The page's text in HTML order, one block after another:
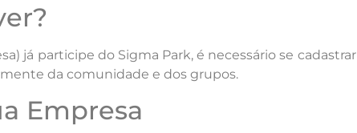
já participe do Sigma Park, é necessário se cadastrar
da comunidade e dos grupos.
Empresa